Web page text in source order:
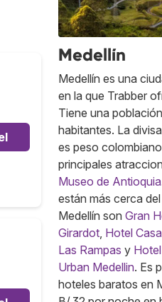
Medellín
Medellín es una
en la que Trabber
Tiene una
habitantes. La
es peso
principales
Museo de Antioquia
están más cerca
Medellín son Gran
Girardot, Hotel
Las Rampas y
Urban Medellin. Es
hoteles baratos en